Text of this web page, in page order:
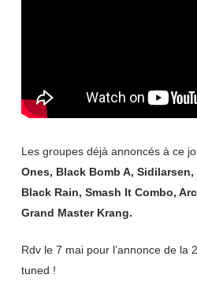
Les groupes déjà annoncés à ce
Ones, Black Bomb A,
Black Rain, Smash It Combo,
Grand Master Krang.
Rdv le 7 mai pour l’annonce de la
tuned !